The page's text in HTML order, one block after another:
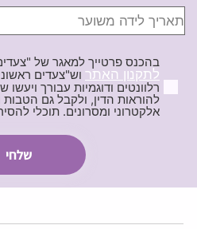
בהכנס פרטייך למאגר של
לתקנון האתר וש"צעדים
רלוונטים ודוגמיות עבורך
להוראות הדין, ולקבל גם
אלקטרוני ומסרונים. תוכלי להסיר את הרישום בכל עת